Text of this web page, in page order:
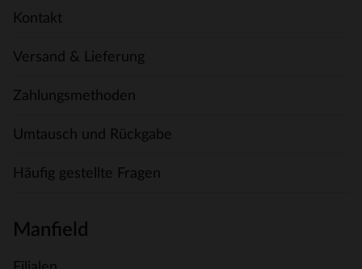
Kontakt
Versand & Lieferung
Zahlungsmethoden
Umtausch und Rückgabe
Häufig gestellte Fragen
Manfield